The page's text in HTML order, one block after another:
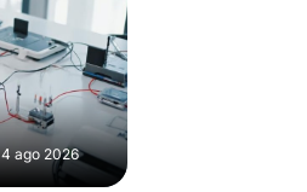
4 ago 2026